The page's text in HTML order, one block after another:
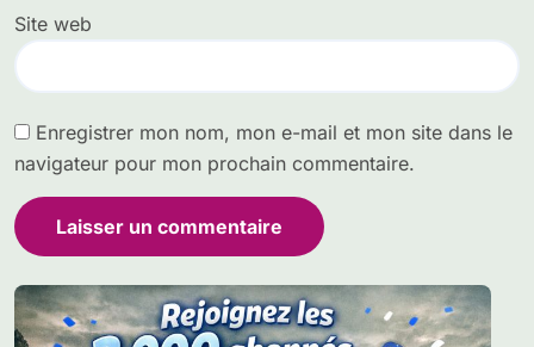
Site web
Enregistrer mon nom, mon e-mail et mon site dans le
navigateur pour mon prochain commentaire.